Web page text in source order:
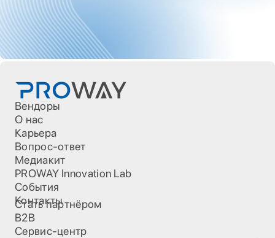
Вендоры
О нас
Карьера
Вопрос-ответ
Медиакит
PROWAY Innovation Lab
События
Контакты
Стать партнёром
B2B
Сервис-центр